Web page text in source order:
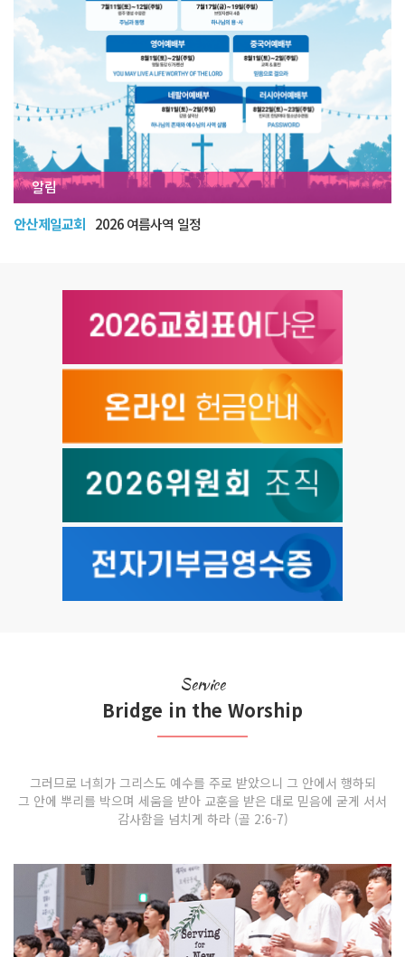
알림
안산제일교회 2026 여름사역 일정
Service
Bridge in the Worship
그러므로 너희가 그리스도 예수를 주로 받았으니 그 안에서 행하되
그 안에 뿌리를 박으며 세움을 받아 교훈을 받은 대로 믿음에 굳게 서서
감사함을 넘치게 하라 (골 2:6-7)